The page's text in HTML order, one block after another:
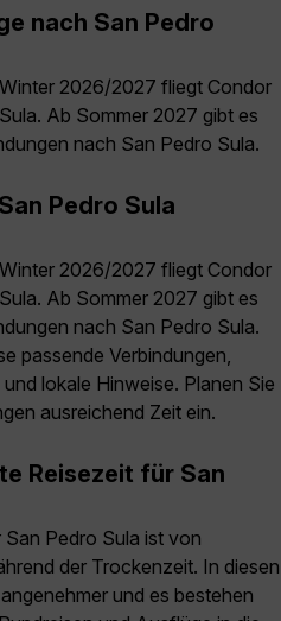
nach San Pedro
2026/2027 fliegt Condor
Ab Sommer 2027 gibt es
nach San Pedro Sula.
Pedro Sula
2026/2027 fliegt Condor
Ab Sommer 2027 gibt es
nach San Pedro Sula.
passende Verbindungen,
lokale Hinweise. Planen Sie
ausreichend Zeit ein.
Reisezeit für San
Pedro Sula ist von
der Trockenzeit. In diesen
und es bestehen